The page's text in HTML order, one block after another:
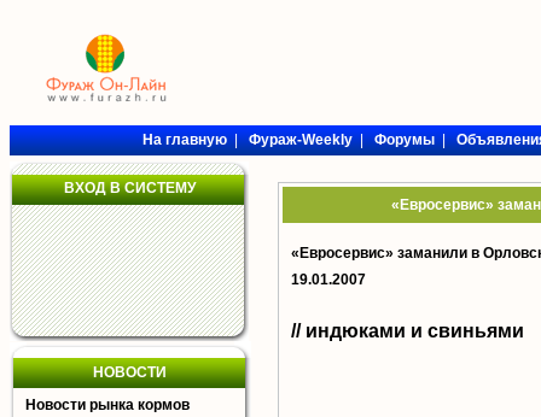
На главную|Фураж-Weekly|Форумы|
ВХОД В СИСТЕМУ
НОВОСТИ
Новости рынка кормов
«Евросервис»
«Евросервис» заманили в
19.01.2007
// индюками и свиньями